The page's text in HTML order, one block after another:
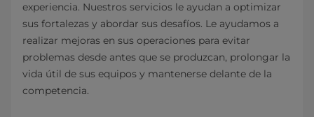
experiencia. Nuestros servicios le ayudan a optimizar
sus fortalezas y abordar sus desafíos. Le ayudamos a
realizar mejoras en sus operaciones para evitar
problemas desde antes que se produzcan, prolongar la
vida útil de sus equipos y mantenerse delante de la
competencia.